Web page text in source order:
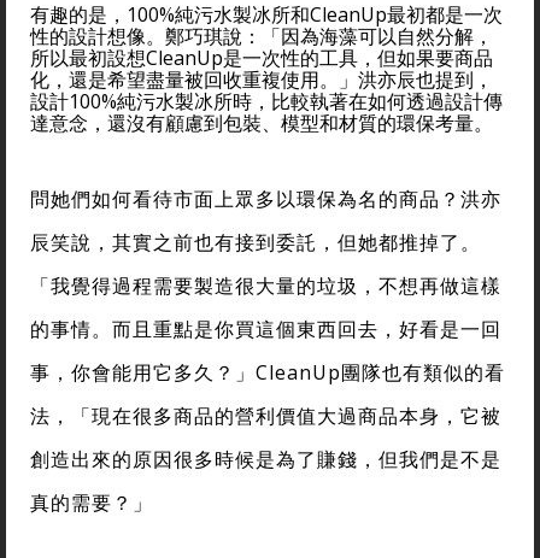
有趣的是，100%純污水製冰所和CleanUp最初都是一次
性的設計想像。鄭巧琪說：「因為海藻可以自然分解，
所以最初設想CleanUp是一次性的工具，但如果要商品
化，還是希望盡量被回收重複使用。」洪亦辰也提到，
設計100%純污水製冰所時，比較執著在如何透過設計傳
達意念，還沒有顧慮到包裝、模型和材質的環保考量。
問她們如何看待市面上眾多以環保為名的商品？洪亦
辰笑說，其實之前也有接到委託，但她都推掉了。
「我覺得過程需要製造很大量的垃圾，不想再做這樣
的事情。而且重點是你買這個東西回去，好看是一回
事，你會能用它多久？」CleanUp團隊也有類似的看
法，「現在很多商品的營利價值大過商品本身，它被
創造出來的原因很多時候是為了賺錢，但我們是不是
真的需要？」